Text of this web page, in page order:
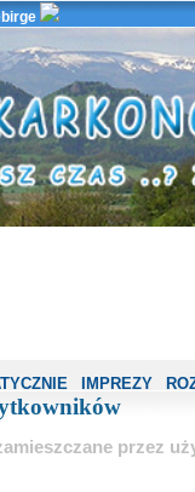
IMPREZY
przez